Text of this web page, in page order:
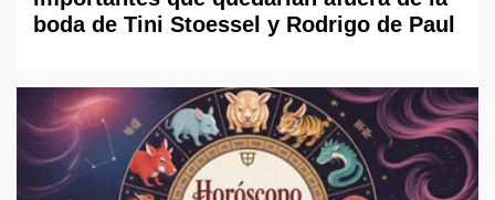
boda de Tini Stoessel y Rodrigo de Paul